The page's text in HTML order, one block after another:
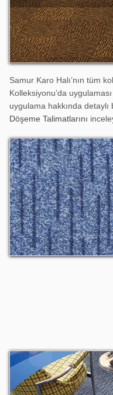
Samur Karo Halı’nın tüm
Kolleksiyonu’da
uygulama hakkında
Döşeme Talimatlarını
Challenger
Challenger